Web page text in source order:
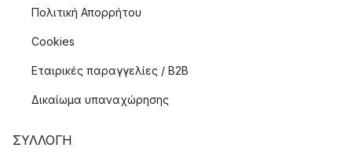
Πολιτική Απορρήτου
Cookies
Εταιρικές παραγγελίες / B2B
Δικαίωμα υπαναχώρησης
ΣΥΛΛΟΓΉ